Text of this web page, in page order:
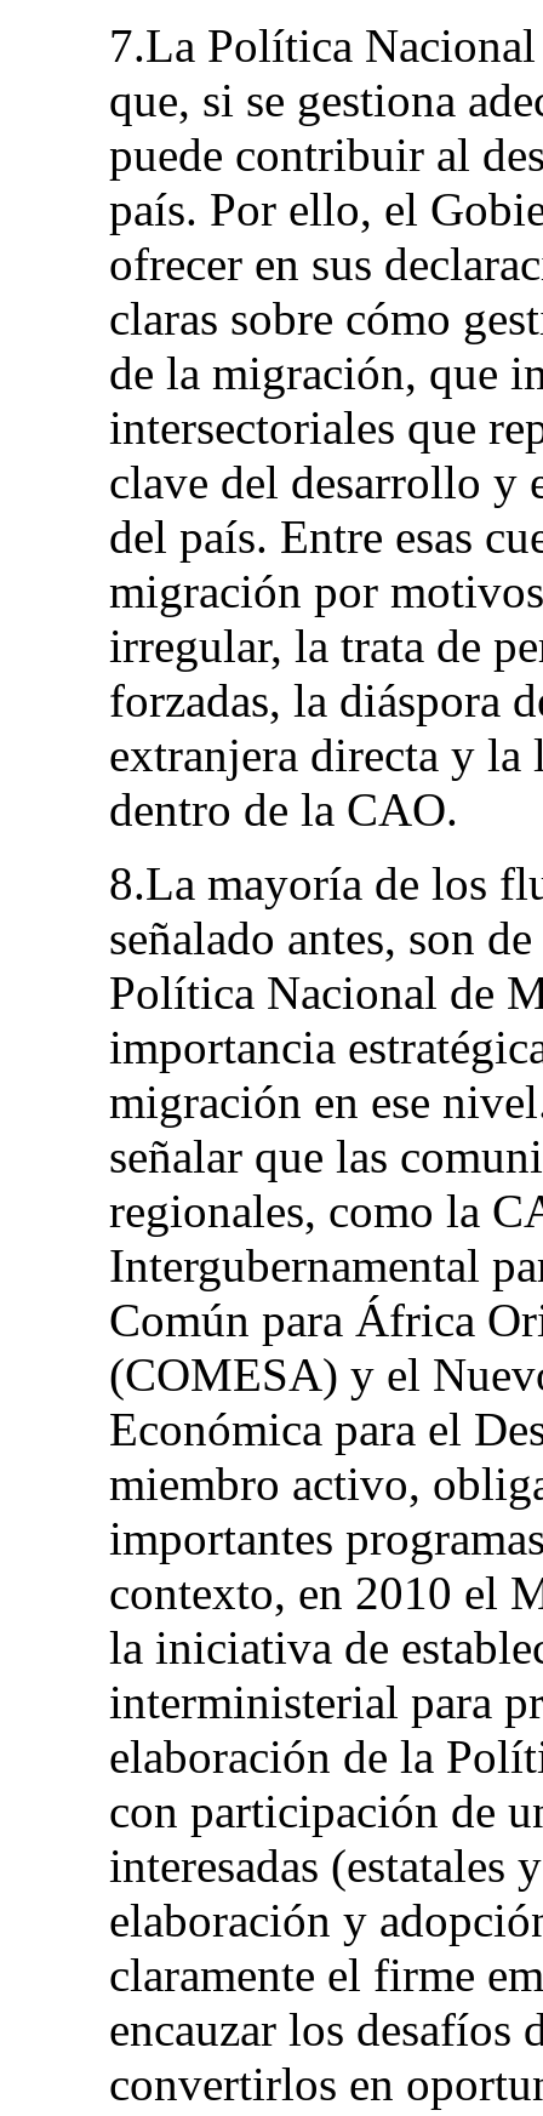
7.La Política
que, si se gestiona
puede contribuir al
país. Por ello, el
ofrecer en sus
claras sobre cómo
de la migración, que
intersectoriales que
clave del desarrollo y
del país. Entre esas
migración por
irregular, la trata de
forzadas, la diáspora
extranjera directa y la
dentro de la CAO.
8.La mayoría de los
señalado antes, son
Política Nacional de
importancia
migración en ese
señalar que las
regionales, como la
Intergubernamental
Común para África
(COMESA) y el
Económica para el
miembro activo,
importantes
contexto, en 2010 el
la iniciativa de
interministerial para
elaboración de la
con participación de
interesadas (estatales
elaboración y
claramente el firme
encauzar los desafíos
convertirlos en